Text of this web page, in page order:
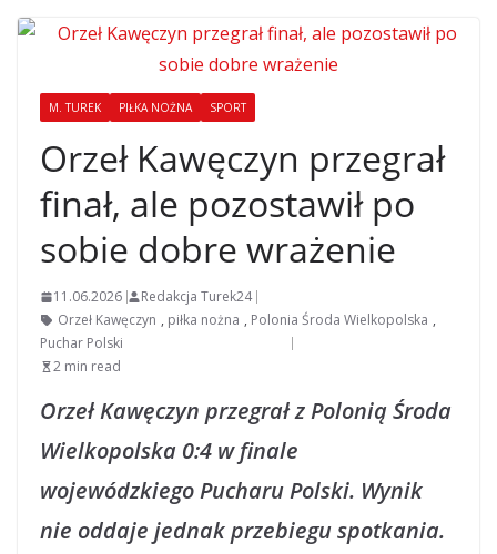
M. TUREK PIŁKA NOŻNA SPORT
Orzeł Kawęczyn przegrał
finał, ale pozostawił po
sobie dobre wrażenie
11.06.2026
Redakcja Turek24
Orzeł Kawęczyn , piłka nożna , Polonia Środa Wielkopolska ,
Puchar Polski
2 min read
Orzeł Kawęczyn przegrał z Polonią Środa
Wielkopolska 0:4 w finale
wojewódzkiego Pucharu Polski. Wynik
nie oddaje jednak przebiegu spotkania.